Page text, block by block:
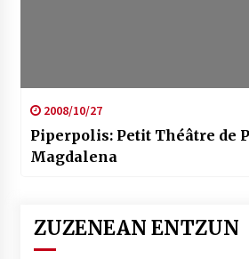
2008/10/27
Piperpolis: Petit Théâtre de
Magdalena
ZUZENEAN ENTZUN